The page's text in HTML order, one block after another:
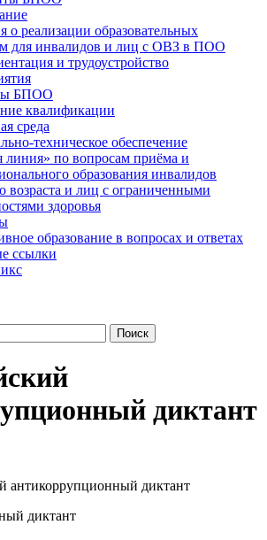
о реализации образовательных
для инвалидов и лиц с ОВЗ в ПОО
и трудоустройство
БПОО
квалификации
среда
техническое обеспечение
линия» по вопросам приёма и
образования инвалидов
возраста и лиц с ограниченными
здоровья
образование в вопросах и ответах
ссылки
диктант
антикоррупционный диктант